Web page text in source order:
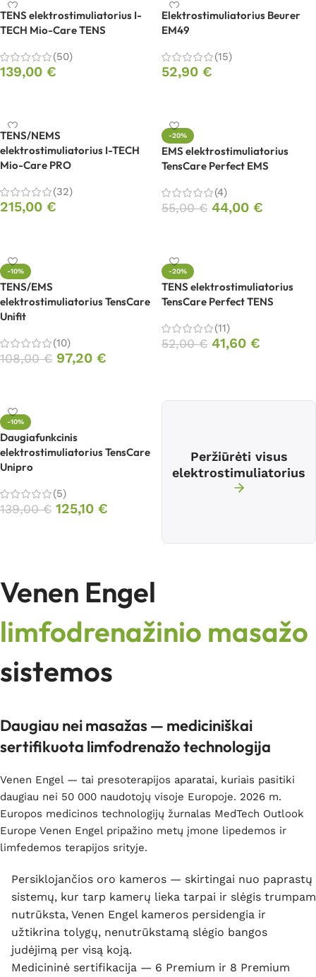
TENS elektrostimuliatorius I-
TECH Mio-Care TENS
(50)
139,00 €
Elektrostimuliatorius Beurer
EM49
(15)
52,90 €
TENS/NEMS
elektrostimuliatorius I-TECH
Mio-Care PRO
(32)
215,00 €
-20%
EMS elektrostimuliatorius
TensCare Perfect EMS
(4)
55,00€ 44,00 €
-10%
TENS/EMS
elektrostimuliatorius TensCare
Unifit
(10)
108,00€ 97,20 €
-20%
TENS elektrostimuliatorius
TensCare Perfect TENS
(11)
52,00€ 41,60 €
-10%
Daugiafunkcinis
elektrostimuliatorius TensCare
Unipro
(5)
139,00€ 125,10 €
Peržiūrėti visus
elektrostimuliatorius
Venen Engel
limfodrenažinio masažo
sistemos
Daugiau nei masažas — mediciniškai
sertifikuota limfodrenažo technologija
Venen Engel — tai presoterapijos aparatai, kuriais pasitiki
daugiau nei 50 000 naudotojų visoje Europoje. 2026 m.
Europos medicinos technologijų žurnalas MedTech Outlook
Europe Venen Engel pripažino metų įmone lipedemos ir
limfedemos terapijos srityje.
Persiklojančios oro kameros — skirtingai nuo paprastų
sistemų, kur tarp kamerų lieka tarpai ir slėgis trumpam
nutrūksta, Venen Engel kameros persidengia ir
užtikrina tolygų, nenutrūkstamą slėgio bangos
judėjimą per visą koją.
Medicininė sertifikacija — 6 Premium ir 8 Premium